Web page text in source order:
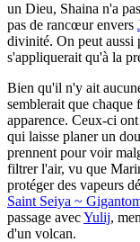
un Dieu, Shaina n'a
pas de rancœur envers
divinité. On peut aussi
s'appliquerait qu'à la
Bien qu'il n'y ait
semblerait que chaque
apparence. Ceux-ci
qui laisse planer un
prennent pour voir
filtrer l'air, vu que
protéger des vapeurs
Saint Seiya ~
passage avecYulij,
d'un volcan.